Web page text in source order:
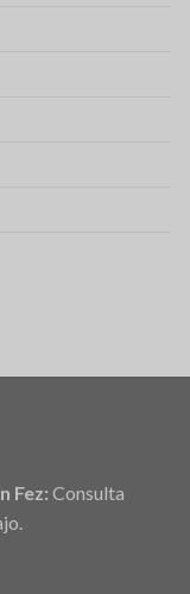
Fez: Consulta